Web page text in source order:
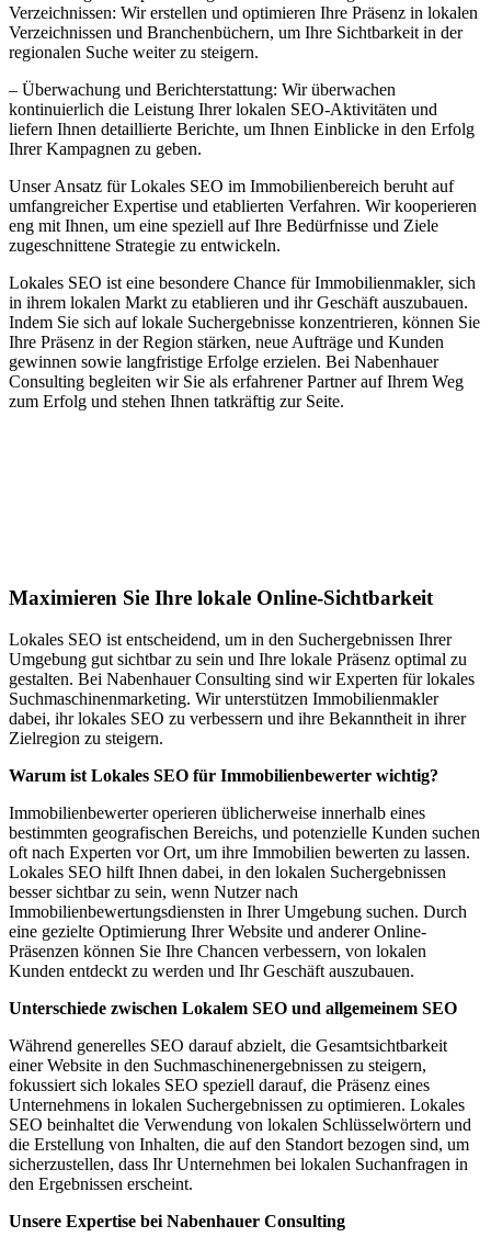
Verzeichnissen: Wir erstellen und optimieren Ihre Präsenz in lokalen
Verzeichnissen und Branchenbüchern, um Ihre Sichtbarkeit in der
regionalen Suche weiter zu steigern.
– Überwachung und Berichterstattung: Wir überwachen
kontinuierlich die Leistung Ihrer lokalen SEO-Aktivitäten und
liefern Ihnen detaillierte Berichte, um Ihnen Einblicke in den Erfolg
Ihrer Kampagnen zu geben.
Unser Ansatz für Lokales SEO im Immobilienbereich beruht auf
umfangreicher Expertise und etablierten Verfahren. Wir kooperieren
eng mit Ihnen, um eine speziell auf Ihre Bedürfnisse und Ziele
zugeschnittene Strategie zu entwickeln.
Lokales SEO ist eine besondere Chance für Immobilienmakler, sich
in ihrem lokalen Markt zu etablieren und ihr Geschäft auszubauen.
Indem Sie sich auf lokale Suchergebnisse konzentrieren, können Sie
Ihre Präsenz in der Region stärken, neue Aufträge und Kunden
gewinnen sowie langfristige Erfolge erzielen. Bei Nabenhauer
Consulting begleiten wir Sie als erfahrener Partner auf Ihrem Weg
zum Erfolg und stehen Ihnen tatkräftig zur Seite.
Maximieren Sie Ihre lokale Online-Sichtbarkeit
Lokales SEO ist entscheidend, um in den Suchergebnissen Ihrer
Umgebung gut sichtbar zu sein und Ihre lokale Präsenz optimal zu
gestalten. Bei Nabenhauer Consulting sind wir Experten für lokales
Suchmaschinenmarketing. Wir unterstützen Immobilienmakler
dabei, ihr lokales SEO zu verbessern und ihre Bekanntheit in ihrer
Zielregion zu steigern.
Warum ist Lokales SEO für Immobilienbewerter wichtig?
Immobilienbewerter operieren üblicherweise innerhalb eines
bestimmten geografischen Bereichs, und potenzielle Kunden suchen
oft nach Experten vor Ort, um ihre Immobilien bewerten zu lassen.
Lokales SEO hilft Ihnen dabei, in den lokalen Suchergebnissen
besser sichtbar zu sein, wenn Nutzer nach
Immobilienbewertungsdiensten in Ihrer Umgebung suchen. Durch
eine gezielte Optimierung Ihrer Website und anderer Online-
Präsenzen können Sie Ihre Chancen verbessern, von lokalen
Kunden entdeckt zu werden und Ihr Geschäft auszubauen.
Unterschiede zwischen Lokalem SEO und allgemeinem SEO
Während generelles SEO darauf abzielt, die Gesamtsichtbarkeit
einer Website in den Suchmaschinenergebnissen zu steigern,
fokussiert sich lokales SEO speziell darauf, die Präsenz eines
Unternehmens in lokalen Suchergebnissen zu optimieren. Lokales
SEO beinhaltet die Verwendung von lokalen Schlüsselwörtern und
die Erstellung von Inhalten, die auf den Standort bezogen sind, um
sicherzustellen, dass Ihr Unternehmen bei lokalen Suchanfragen in
den Ergebnissen erscheint.
Unsere Expertise bei Nabenhauer Consulting